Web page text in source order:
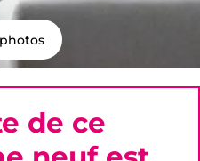
de ce